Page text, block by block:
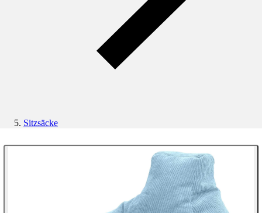
Sitzsäcke